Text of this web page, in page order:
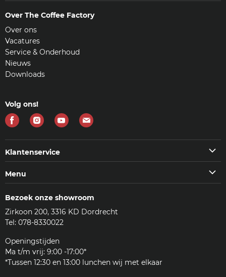
Over The Coffee Factory
Over ons
Vacatures
Service & Onderhoud
Nieuws
Downloads
Volg ons!
Vind
Facebook
Vind
op
Instagram
Vind
Youtube
Vind
E-
Klantenservice
Veelgestelde vragen (FAQ)
Reviews
Woordenlijst
Menu
Koffie & meer
Accessoires
Reinigingsmiddelen
Onderdelen
JURA
Klantenservice
Bezoek onze showroom
Zirkoon 200, 3316 KD Dordrecht
Tel: 078-8330022
Openingstijden
Ma t/m vrij: 9:00 -17:00*
*Tussen 12:30 en 13:00 lunchen wij met elkaar